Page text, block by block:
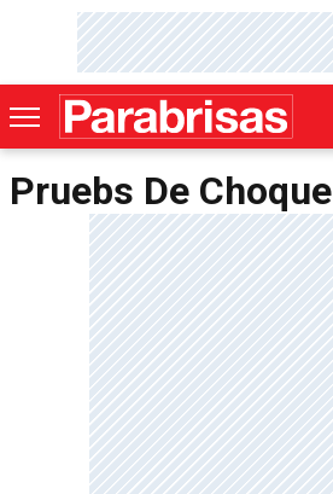
Pruebs De Choque